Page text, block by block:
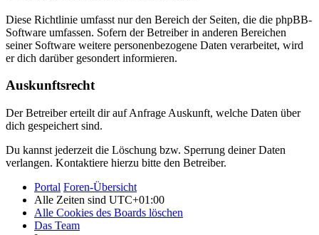
Diese Richtlinie umfasst nur den Bereich der Seiten, die die phpBB-
Software umfassen. Sofern der Betreiber in anderen Bereichen
seiner Software weitere personenbezogene Daten verarbeitet, wird
er dich darüber gesondert informieren.
Auskunftsrecht
Der Betreiber erteilt dir auf Anfrage Auskunft, welche Daten über
dich gespeichert sind.
Du kannst jederzeit die Löschung bzw. Sperrung deiner Daten
verlangen. Kontaktiere hierzu bitte den Betreiber.
Portal Foren-Übersicht
Alle Zeiten sind UTC+01:00
Alle Cookies des Boards löschen
Das Team